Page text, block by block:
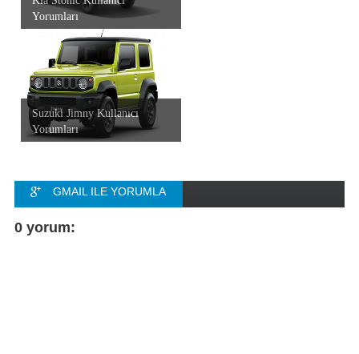
Yorumları
Suzuki Jimny Kullanıcı
Yorumları
GMAIL ILE YORUMLA
FACEBOOK ILE
0 yorum: